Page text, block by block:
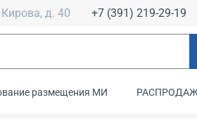
д. 40 +7 (391) 219-29-19
размещения МИ